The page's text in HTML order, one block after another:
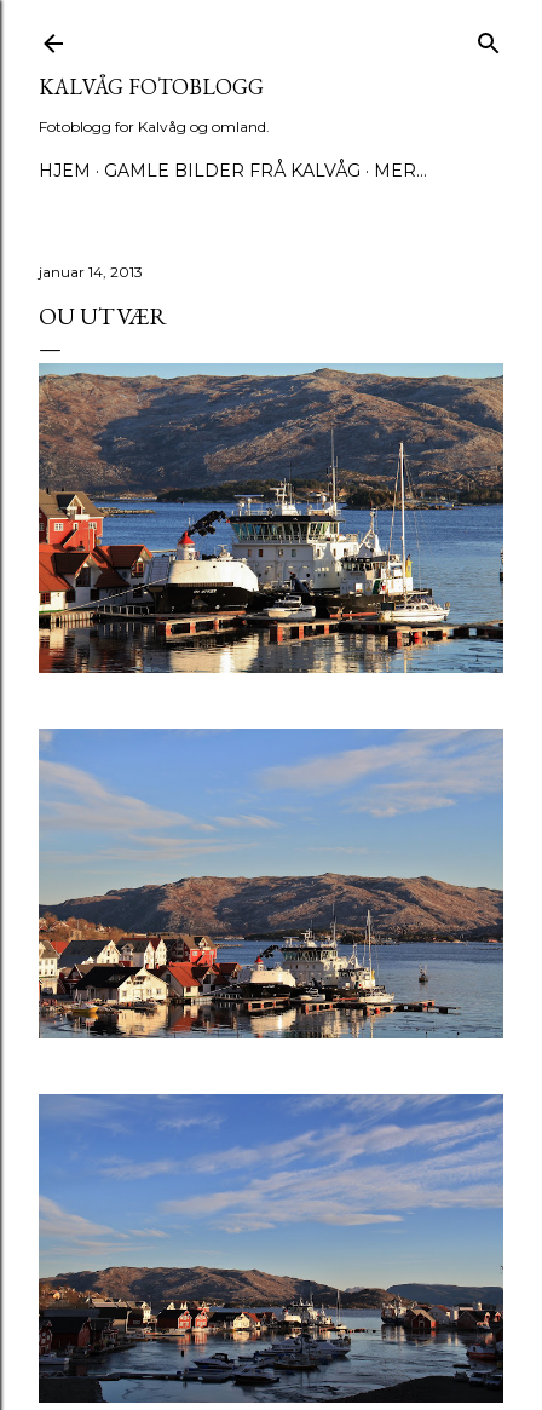
KALVÅG FOTOBLOGG
Fotoblogg for Kalvåg og omland.
HJEM GAMLE BILDER FRÅ KALVÅG MER…
januar 14, 2013
OU UTVÆR